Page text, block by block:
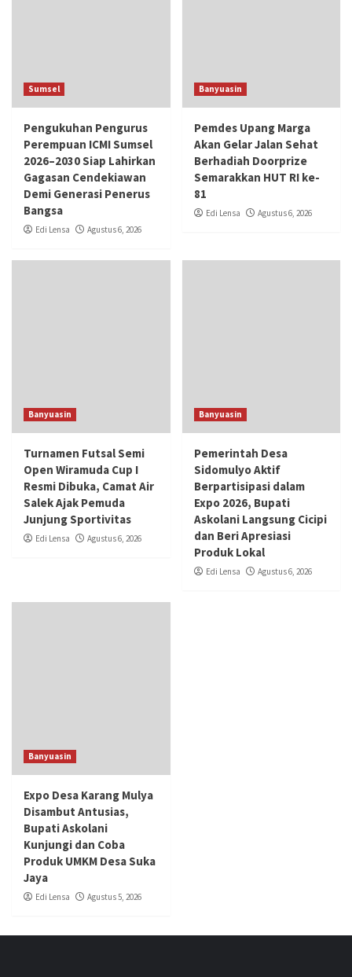
Sumsel
Pengukuhan Pengurus
Perempuan ICMI Sumsel
2026–2030 Siap Lahirkan
Gagasan Cendekiawan
Demi Generasi Penerus
Bangsa
Edi Lensa Agustus 6, 2026
Banyuasin
Pemdes Upang Marga
Akan Gelar Jalan Sehat
Berhadiah Doorprize
Semarakkan HUT RI ke-
81
Edi Lensa Agustus 6, 2026
Banyuasin
Turnamen Futsal Semi
Open Wiramuda Cup I
Resmi Dibuka, Camat Air
Salek Ajak Pemuda
Junjung Sportivitas
Edi Lensa Agustus 6, 2026
Banyuasin
Pemerintah Desa
Sidomulyo Aktif
Berpartisipasi dalam
Expo 2026, Bupati
Askolani Langsung Cicipi
dan Beri Apresiasi
Produk Lokal
Edi Lensa Agustus 6, 2026
Banyuasin
Expo Desa Karang Mulya
Disambut Antusias,
Bupati Askolani
Kunjungi dan Coba
Produk UMKM Desa Suka
Jaya
Edi Lensa Agustus 5, 2026